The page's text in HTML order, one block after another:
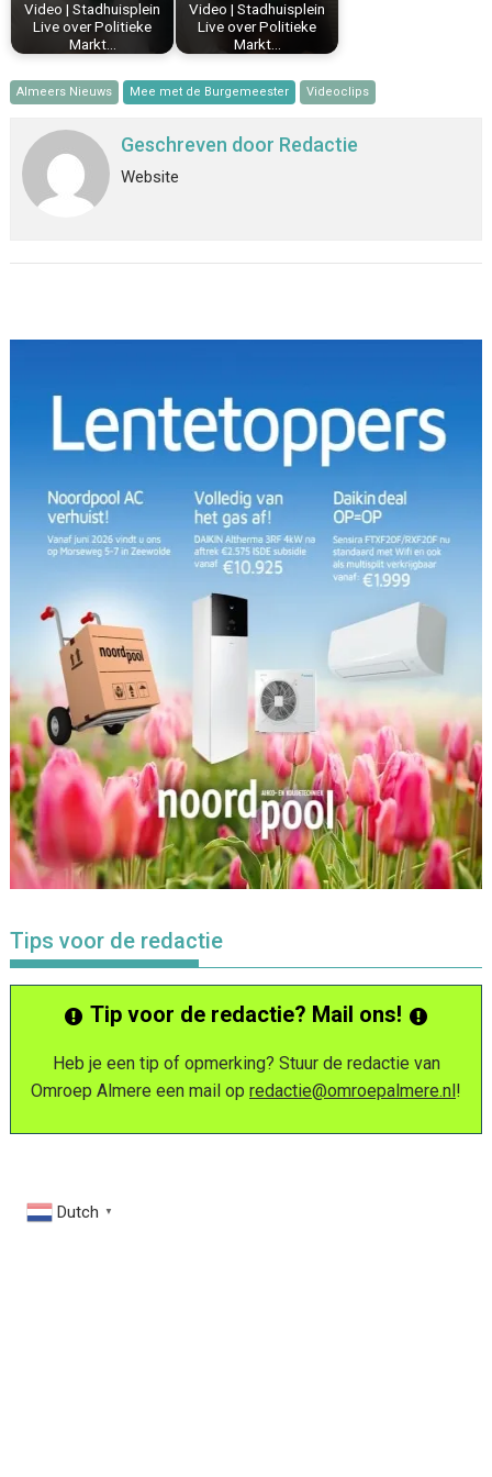
Video | Stadhuisplein
Live over Politieke
Markt…
Video | Stadhuisplein
Live over Politieke
Markt…
Almeers Nieuws Mee met de Burgemeester Videoclips
Geschreven door Redactie
Website
Tips voor de redactie
Tip voor de redactie? Mail ons!
Heb je een tip of opmerking? Stuur de redactie van
Omroep Almere een mail op redactie@omroepalmere.nl!
Dutch ▼